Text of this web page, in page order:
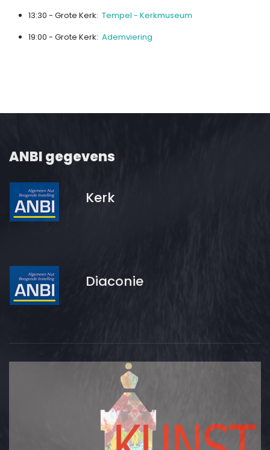
13:30 - Grote Kerk: Tempel - Kerkmuseum
19:00 - Grote Kerk: Ademviering
ANBI gegevens
Kerk
Diaconie